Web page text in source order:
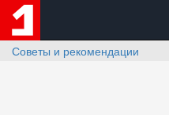
Советы и рекомендации